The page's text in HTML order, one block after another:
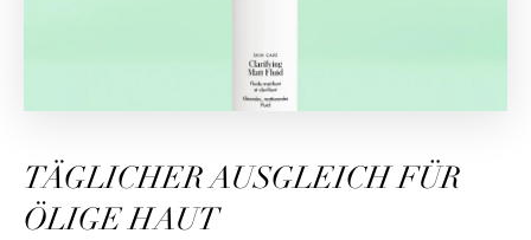
TÄGLICHER AUSGLEICH FÜR
ÖLIGE HAUT